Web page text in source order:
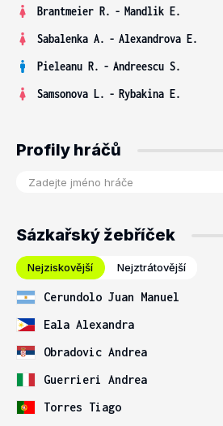
Brantmeier R. - Mandlik E.
Sabalenka A. - Alexandrova E.
Pieleanu R. - Andreescu S.
Samsonova L. - Rybakina E.
Profily hráčů
Sázkařský žebříček
Nejziskovější Nejztrátovější
Cerundolo Juan Manuel
Eala Alexandra
Obradovic Andrea
Guerrieri Andrea
Torres Tiago